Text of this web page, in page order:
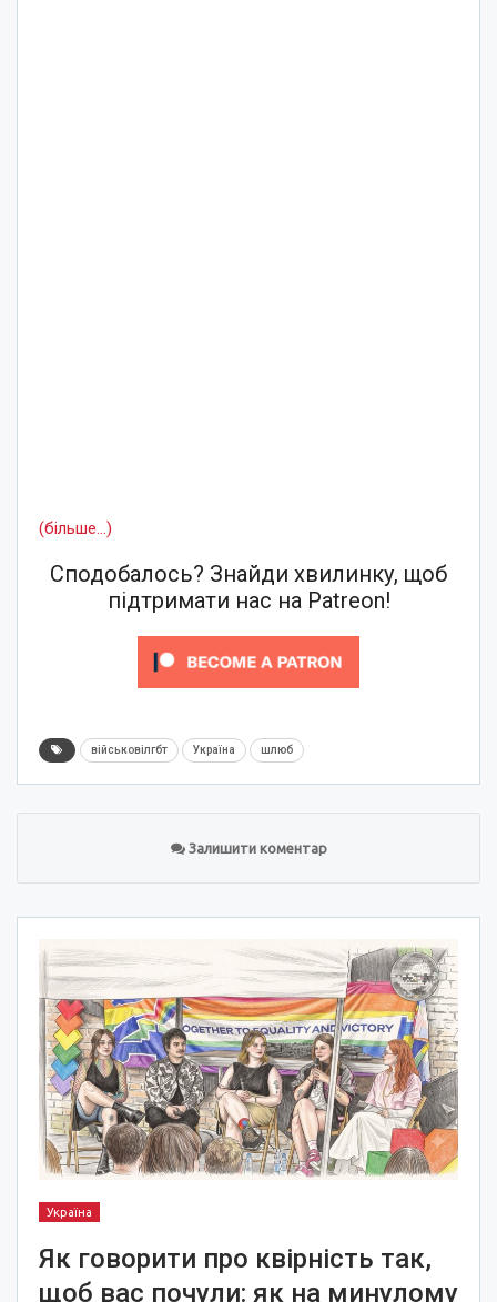
(більше…)
Сподобалось? Знайди хвилинку, щоб
підтримати нас на Patreon!
військовілгбт Україна шлюб
Залишити коментар
Україна
Як говорити про квірність так,
щоб вас почули: як на минулому